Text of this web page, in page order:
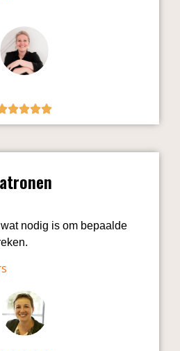
nodig is om bepaalde